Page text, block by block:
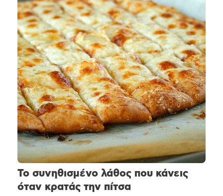
Το συνηθισμένο λάθος που κάνεις
όταν κρατάς την πίτσα